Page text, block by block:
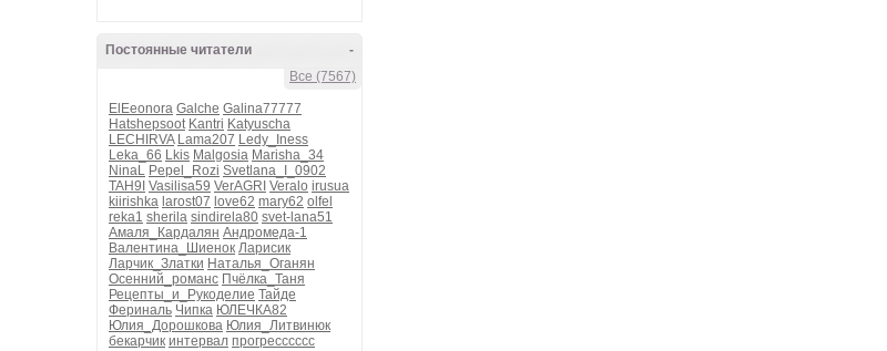
-
Постоянные читатели
Все (7567)
ElEeonora Galche Galina77777
Hatshepsoot Kantri Katyuscha
LECHIRVA Lama207 Ledy_Iness
Leka_66 Lkis Malgosia Marisha_34
NinaL Pepel_Rozi Svetlana_I_0902
TAH9I Vasilisa59 VerAGRI Veralo irusua
kiirishka larost07 love62 mary62 olfel
reka1 sherila sindirela80 svet-lana51
Амаля_Кардалян Андромеда-1
Валентина_Шиенок Ларисик
Ларчик_Златки Наталья_Оганян
Осенний_романс Пчёлка_Таня
Рецепты_и_Рукоделие Тайде
Фериналь Чипка ЮЛЕЧКА82
Юлия_Дорошкова Юлия_Литвинюк
бекарчик интервал прогресссссс